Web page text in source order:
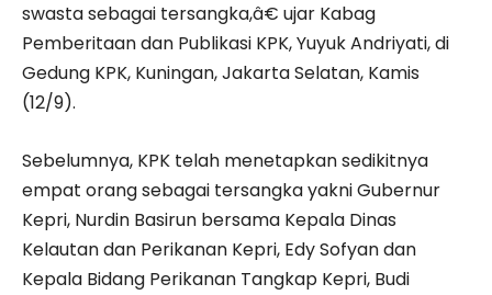
swasta sebagai tersangka,â€ ujar Kabag
Pemberitaan dan Publikasi KPK, Yuyuk Andriyati, di
Gedung KPK, Kuningan, Jakarta Selatan, Kamis
(12/9).
Sebelumnya, KPK telah menetapkan sedikitnya
empat orang sebagai tersangka yakni Gubernur
Kepri, Nurdin Basirun bersama Kepala Dinas
Kelautan dan Perikanan Kepri, Edy Sofyan dan
Kepala Bidang Perikanan Tangkap Kepri, Budi